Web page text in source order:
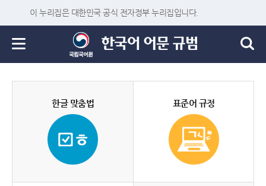
이 누리집은 대한민국 공식 전자정부 누리집입니다.
한글 맞춤법 표준어 규정